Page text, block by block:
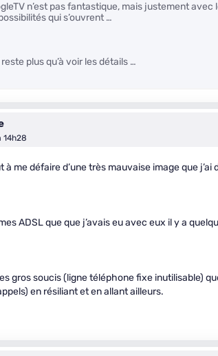
n’est pas fantastique, mais justement
qui s’ouvrent …
plus qu’à voir les détails …
14h28
à me défaire d’une très mauvaise image que j’ai
ADSL que que j’avais eu avec eux il y a
gros soucis (ligne téléphone fixe inutilisable)
en résiliant et en allant ailleurs.